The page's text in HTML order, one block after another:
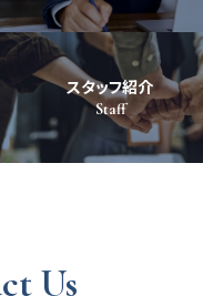
スタッフ紹介
Staff
Us